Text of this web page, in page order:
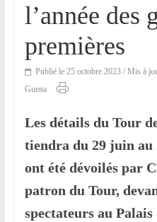
tourisme
sportif
qui
s’adresse
aux
voyageurs
ou
réguliers,
pratiquants,
ou
simples
l’année des
premières
Publié le 25 octobre 2023/ Mis à
Guena
Les détails du Tour
tiendra du 29 juin
ont été dévoilés par
patron du Tour,
spectateurs au Palais